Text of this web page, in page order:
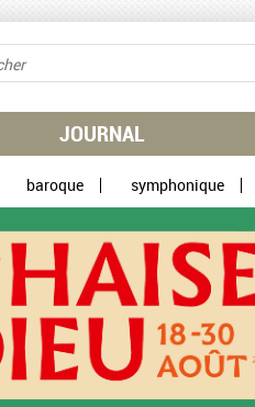
JOURNAL
baroque symphonique